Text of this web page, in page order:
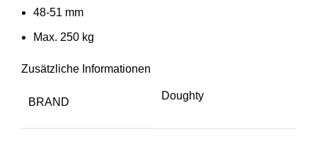
48-51 mm
Max. 250 kg
Zusätzliche Informationen
BRAND
Doughty